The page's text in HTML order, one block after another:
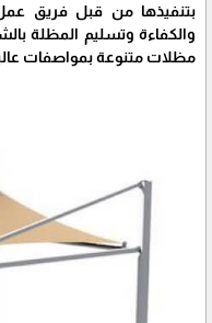
بتنفيذها من قبل فريق
والكفاءة وتسليم المظلة
مظلات متنوعة بمواصفات